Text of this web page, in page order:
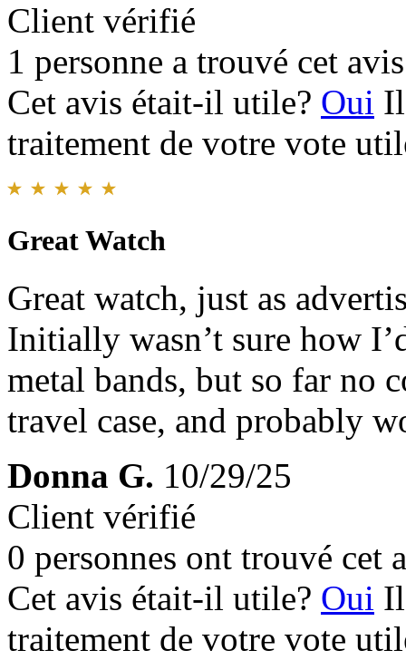
Client vérifié
1 personne a trouvé cet
Cet avis était-il utile? Oui
traitement de votre vote
Great Watch
Great watch, just as
Initially wasn’t sure how
metal bands, but so far no
travel case, and probably
Donna G. 10/29/25
Client vérifié
0 personnes ont trouvé cet
Cet avis était-il utile? Oui
traitement de votre vote